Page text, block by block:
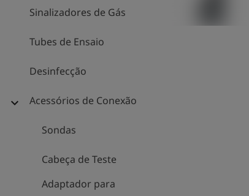
Sinalizadores de Gás
Tubes de Ensaio
Desinfecção
expand_more Acessórios de Conexão
Sondas
Cabeça de Teste
Adaptador para